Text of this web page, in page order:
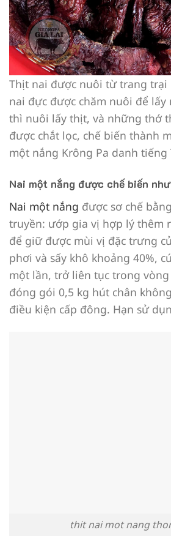
Thịt nai được nuôi từ trang trại
nai đực được chăm nuôi để lấy
thì nuôi lấy thịt, và những thớ
được chắt lọc, chế biến thành
một nắng Krông Pa danh tiếng
Nai một nắng được chế biến
Nai một nắng được sơ chế
truyền: ướp gia vị hợp lý thêm
để giữ được mùi vị đặc trưng
phơi và sấy khô khoảng 40%,
một lần, trở liên tục trong vòng
đóng gói 0,5 kg hút chân
điều kiện cấp đông. Hạn sử
thit nai mot nang